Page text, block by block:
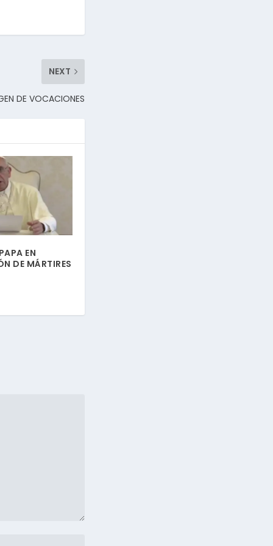
NEXT
DE VOCACIONES
EN
DE MÁRTIRES